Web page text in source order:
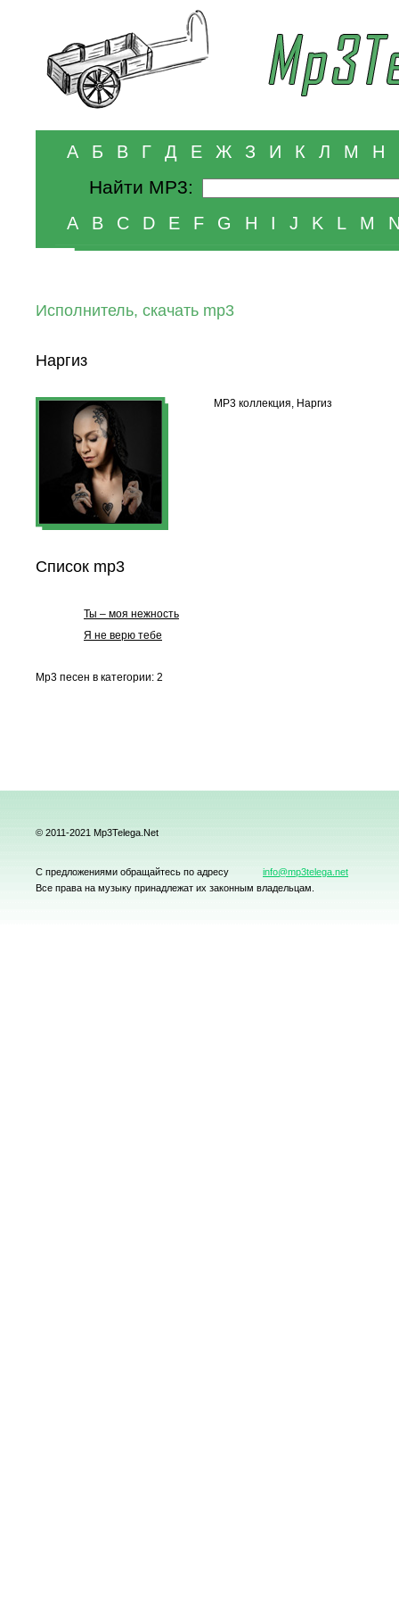
А Б В Г Д Е Ж З И К Л М Н
Найти MP3:
A B C D E F G H I J K L M
Исполнитель, скачать mp3
Наргиз
MP3 коллекция, Наргиз
Список mp3
Ты – моя нежность
Я не верю тебе
Mp3 песен в категории: 2
© 2011-2021 Mp3Telega.Net
С предложениями обращайтесь по адресу
info@mp3telega.net
Все права на музыку принадлежат их законным владельцам.